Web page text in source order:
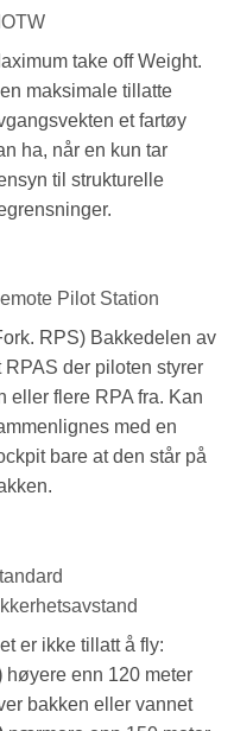
take off Weight.
maksimale tillatte
et fartøy
ha, når en kun tar
til strukturelle
Pilot Station
RPS) Bakkedelen av
RPAS der piloten styrer
eller flere RPA fra. Kan
med en
bare at den står på
er ikke tillatt å fly:
høyere enn 120 meter
bakken eller vannet